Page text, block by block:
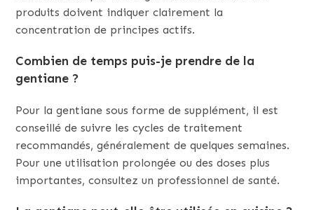
produits doivent indiquer clairement la
concentration de principes actifs.
Combien de temps puis-je prendre de la
gentiane ?
Pour la gentiane sous forme de supplément, il est
conseillé de suivre les cycles de traitement
recommandés, généralement de quelques semaines.
Pour une utilisation prolongée ou des doses plus
importantes, consultez un professionnel de santé.